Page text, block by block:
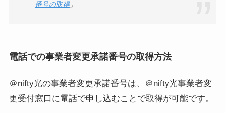
番号の取得」
電話での事業者変更承諾番号の取得方法
＠nifty光の事業者変更承諾番号は、＠nifty光事業者変
更受付窓口に電話で申し込むことで取得が可能です。